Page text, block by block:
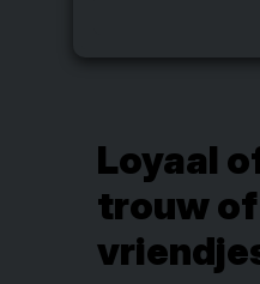
Loyaal
trouw of